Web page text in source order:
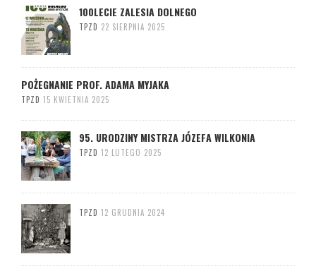
100LECIE ZALESIA DOLNEGO
TPZD 22 SIERPNIA 2025
POŻEGNANIE PROF. ADAMA MYJAKA
TPZD 15 KWIETNIA 2025
95. URODZINY MISTRZA JÓZEFA WILKONIA
TPZD 12 LUTEGO 2025
TPZD 12 GRUDNIA 2024